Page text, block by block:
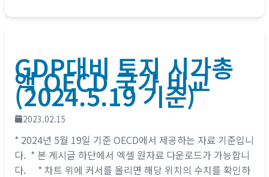
GDP대비 토지 시가총
액 OECD 국가 비교
(2024.5.19 기준)
2023.02.15
* 2024년 5월 19일 기준 OECD에서 제공하는 자료 기준입니
다. * 본 게시글 하단에서 엑셀 원자료 다운로드가 가능합니
다. * 차트 위에 커서를 올리면 해당 위치의 수치를 확인하